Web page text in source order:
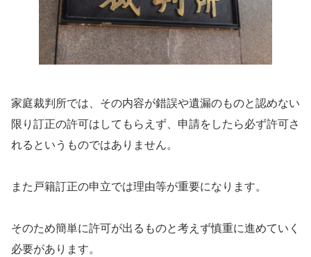
家庭裁判所では、その内容が錯誤や遺漏のものと認めない
限り訂正の許可はしてもらえず、申請をしたら必ず許可さ
れるというものではありません。
また戸籍訂正の申立では理由等が重要になります。
そのため簡単に許可が出るものと考えず慎重に進めていく
必要があります。